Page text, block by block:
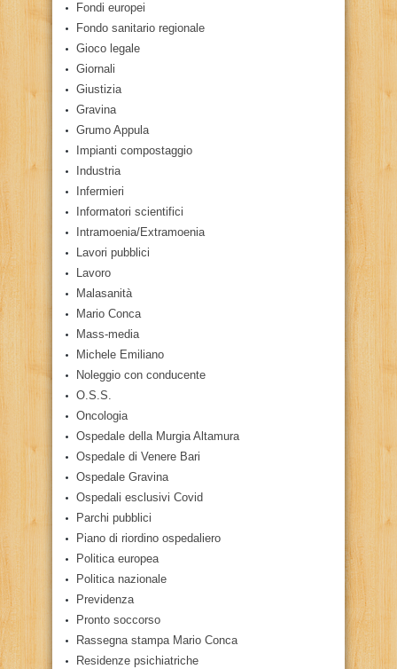
Fondi europei
Fondo sanitario regionale
Gioco legale
Giornali
Giustizia
Gravina
Grumo Appula
Impianti compostaggio
Industria
Infermieri
Informatori scientifici
Intramoenia/Extramoenia
Lavori pubblici
Lavoro
Malasanità
Mario Conca
Mass-media
Michele Emiliano
Noleggio con conducente
O.S.S.
Oncologia
Ospedale della Murgia Altamura
Ospedale di Venere Bari
Ospedale Gravina
Ospedali esclusivi Covid
Parchi pubblici
Piano di riordino ospedaliero
Politica europea
Politica nazionale
Previdenza
Pronto soccorso
Rassegna stampa Mario Conca
Residenze psichiatriche